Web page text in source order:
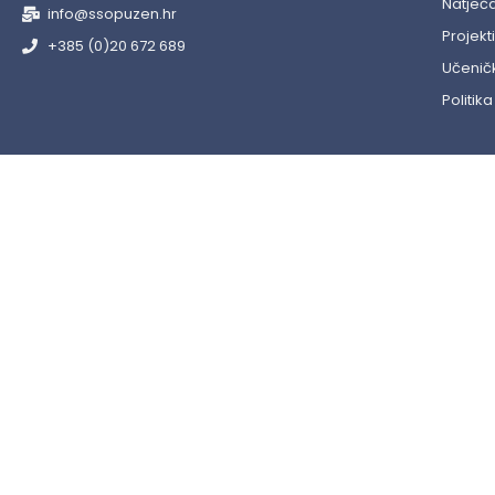
info@ssopuzen.hr
+385 (0)20 672 689
Projekti